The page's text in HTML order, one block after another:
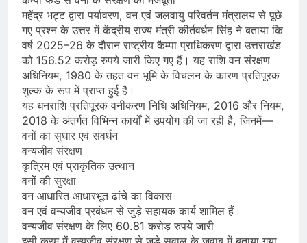
महेंद्र भट्ट द्वारा पर्यावरण, वन एवं जलवायु परिवर्तन मंत्रालय से पूछे
गए प्रश्न के उत्तर में केंद्रीय राज्य मंत्री कीर्तवर्धन सिंह ने बताया कि
वर्ष 2025–26 के दौरान राष्ट्रीय कैम्पा प्राधिकरण द्वारा उत्तराखंड
को 156.52 करोड़ रुपये जारी किए गए हैं। यह राशि वन संरक्षण
अधिनियम, 1980 के तहत वन भूमि के विचलन के कारण प्रतिपूरक
शुल्क के रूप में प्राप्त हुई है।
यह धनराशि प्रतिपूरक वनीकरण निधि अधिनियम, 2016 और नियम,
2018 के अंतर्गत विभिन्न कार्यों में उपयोग की जा रही है, जिनमें—
वनों का सुधार एवं संवर्धन
वन्यजीव संरक्षण
कृत्रिम एवं प्राकृतिक उत्थान
वनों की सुरक्षा
वन आधारित आधारभूत ढांचे का विकास
वन एवं वन्यजीव प्रबंधन से जुड़े सहायक कार्य शामिल हैं।
वन्यजीव संरक्षण के लिए 60.81 करोड़ रुपये जारी